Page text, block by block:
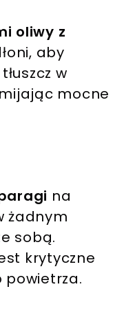
oliwy z
aby
w
mocne
na
żadnym
sobą.
krytyczne